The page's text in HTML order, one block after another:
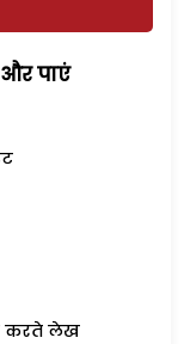
पाएं
करते लेख